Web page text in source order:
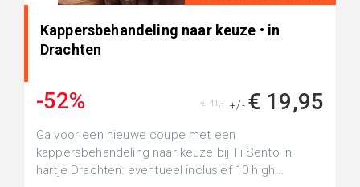
Kappersbehandeling naar keuze • in
Drachten
-52% +/- € 19,95
€ 41,-
Ga voor een nieuwe coupe met een
kappersbehandeling naar keuze bij Ti Sento in
hartje Drachten: eventueel inclusief 10 high...